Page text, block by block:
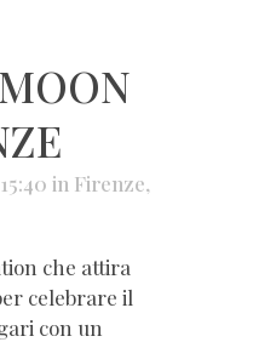
in Firenze,
che attira
celebrare il
con un